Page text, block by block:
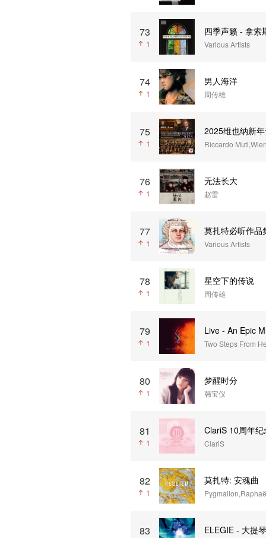
73
1
四季声籁 - 拿索
Various Artists
74
1
男人海洋
周传雄
75
1
2025维也纳新
Riccardo
76
1
无法长大
赵雷
77
1
莫扎特必听作品
Various Artists
78
1
星空下的传说
周传雄
79
1
Live - An Epic
Two Steps From
80
1
梦醒时分
韩宝仪
81
1
ClariS 10周年
ClariS
82
1
莫扎特: 安魂曲
83 ELEGIE - 大提